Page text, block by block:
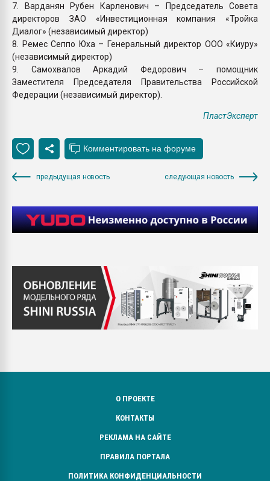
7. Варданян Рубен Карленович – Председатель Совета
директоров ЗАО «Инвестиционная компания «Тройка
Диалог» (независимый директор)
8. Ремес Сеппо Юха – Генеральный директор ООО «Киуру»
(независимый директор)
9. Самохвалов Аркадий Федорович – помощник
Заместителя Председателя Правительства Российской
Федерации (независимый директор).
ПластЭксперт
предыдущая новость следующая новость
О ПРОЕКТЕ
КОНТАКТЫ
РЕКЛАМА НА САЙТЕ
ПРАВИЛА ПОРТАЛА
ПОЛИТИКА КОНФИДЕНЦИАЛЬНОСТИ